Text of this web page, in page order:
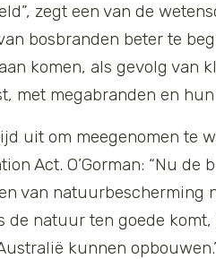
zegt een van de
bosbranden beter te
komen, als gevolg van
met megabranden en
uit om meegenomen te
Act. O’Gorman: “Nu
van natuurbescherming
de natuur ten goede
kunnen